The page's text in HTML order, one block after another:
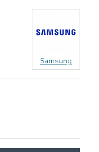
Samsung